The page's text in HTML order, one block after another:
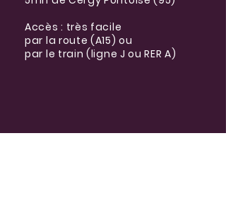
Accès : très facile
par la route (A15) ou
par le train (ligne J ou RER A)